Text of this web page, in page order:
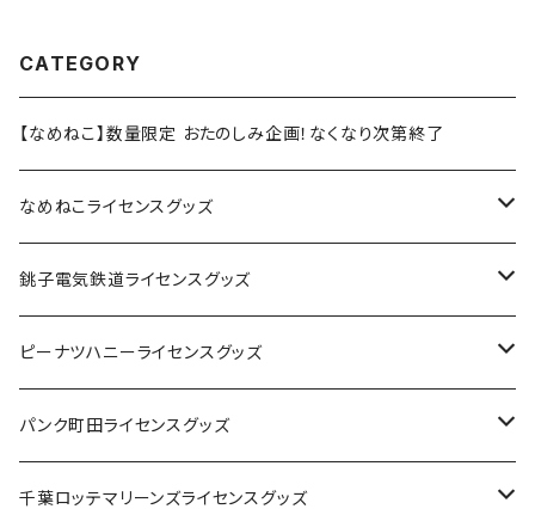
CATEGORY
【なめねこ】数量限定 おたのしみ企画！なくなり次第終了
なめねこライセンスグッズ
Tシャツ
キャップ
ステッカー
缶バッジ
銚子電気鉄道ライセンスグッズ
ステッカー
缶バッジ
アクリルキーホルダー
ピーナツハニーライセンスグッズ
Tシャツ
キャップ
パンク町田ライセンスグッズ
Tシャツ
千葉ロッテマリーンズライセンスグッズ